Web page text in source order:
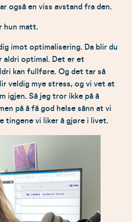
også en viss avstand fra den.
hun matt.
imot optimalisering. Da blir du
aldri optimal. Det er et
kan fullføre. Og det tar så
veldig mye stress, og vi vet at
igjen. Så jeg tror ikke på å
på å få god helse sånn at vi
tingene vi liker å gjøre i livet.